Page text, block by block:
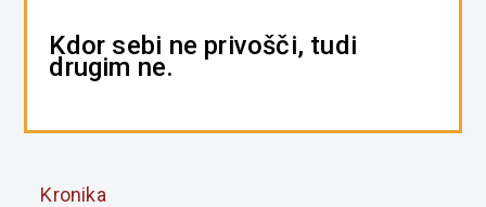
Kdor sebi ne privošči, tudi
drugim ne.
Kronika